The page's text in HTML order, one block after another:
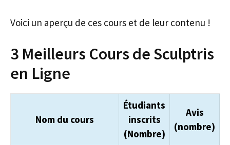
Voici un aperçu de ces cours et de leur contenu !
3 Meilleurs Cours de Sculptris
en Ligne
Nom du cours
Étudiants
inscrits
(Nombre)
Avis
(nombre)